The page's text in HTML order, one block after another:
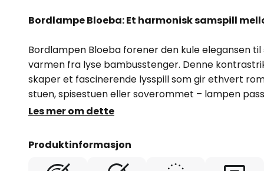
Bordlampe Bloeba: Et harmonisk samspill
Bordlampen Bloeba forener den kule elegansen
varmen fra lyse bambusstenger. Denne
skaper et fascinerende lysspill som gir ethvert
stuen, spisestuen eller soverommet – lampen
interiørstiler og setter stilfulle aksenter.
Designet på bordlampen Bloeba sørger ikke bare
også for et dekorativt blikkfang. Den høykvalitets
fargekombinasjonen i svart og lyst tre gjør
Les mer om dette
Produktinformasjon